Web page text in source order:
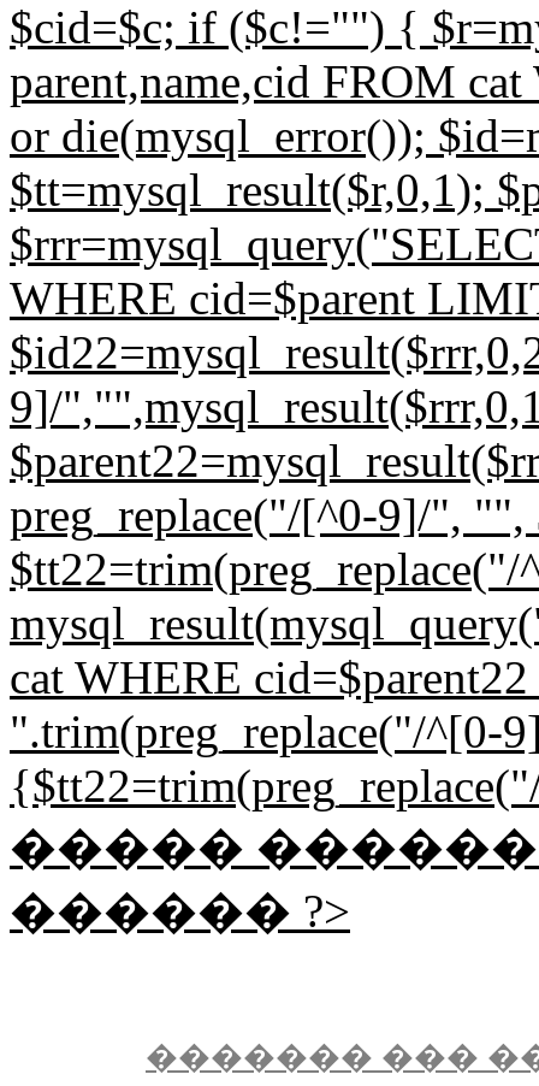
$cid=$c; if ($c!="") {
parent,name,cid FROM
or die(mysql_error());
$tt=mysql_result($r,0,1);
WHERE cid=$parent
9]/
preg_replace("/[^0-9]/",
cat WHERE
".trim(preg_replace("/^[0-
�����
������ ?>
������� ���